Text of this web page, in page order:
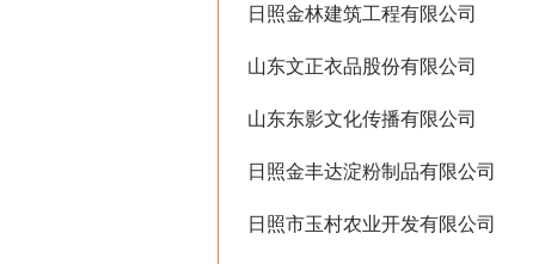
日照金林建筑工程有限公司
山东文正衣品股份有限公司
山东东影文化传播有限公司
日照金丰达淀粉制品有限公司
日照市玉村农业开发有限公司